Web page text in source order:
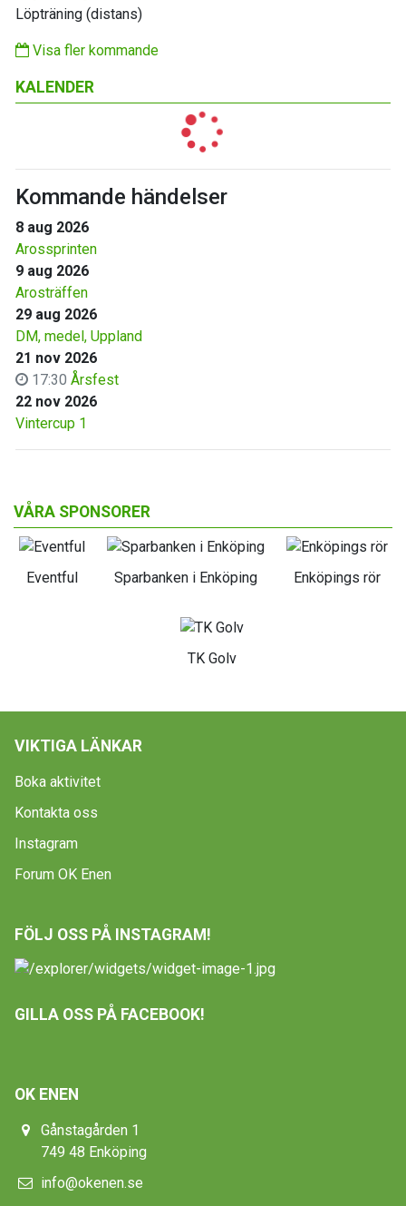
Löpträning (distans)
Visa fler kommande
KALENDER
Kommande händelser
8 aug 2026
Arossprinten
9 aug 2026
Arosträffen
29 aug 2026
DM, medel, Uppland
21 nov 2026
17:30 Årsfest
22 nov 2026
Vintercup 1
VÅRA SPONSORER
Eventful Sparbanken i Enköping Enköpings rör
TK Golv
VIKTIGA LÄNKAR
Boka aktivitet
Kontakta oss
Instagram
Forum OK Enen
FÖLJ OSS PÅ INSTAGRAM!
GILLA OSS PÅ FACEBOOK!
OK ENEN
Gånstagården 1
749 48 Enköping
info@okenen.se